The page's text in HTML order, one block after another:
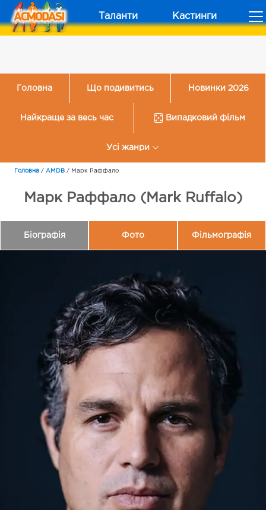
Таланти Кастинги
Головна Що подивитись Новинки 2026
Найкраще за весь час Випадковий фільм
Усі жанри
Головна / AMDB / Марк Раффало
Марк Раффало (Mark Ruffalo)
Біографія Фото Фільмографія